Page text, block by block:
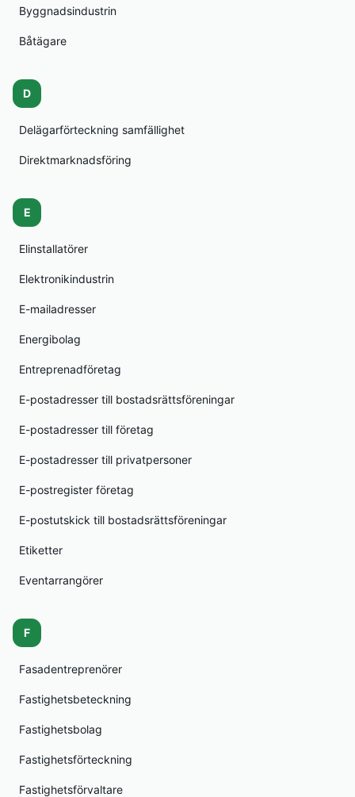
Byggnadsindustrin
Båtägare
D
Delägarförteckning samfällighet
Direktmarknadsföring
E
Elinstallatörer
Elektronikindustrin
E-mailadresser
Energibolag
Entreprenadföretag
E-postadresser till bostadsrättsföreningar
E-postadresser till företag
E-postadresser till privatpersoner
E-postregister företag
E-postutskick till bostadsrättsföreningar
Etiketter
Eventarrangörer
F
Fasadentreprenörer
Fastighetsbeteckning
Fastighetsbolag
Fastighetsförteckning
Fastighetsförvaltare